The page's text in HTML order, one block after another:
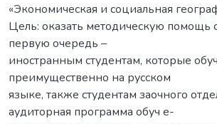
«Экономическая и социальная
Цель: оказать методическую помощь
первую очередь –
иностранным студентам, которые
преимущественно на русском
языке, также студентам заочного
аудиторная программа обуч е-